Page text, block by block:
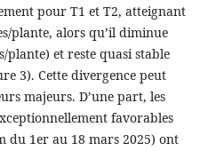
pour T1 et T2, atteignant
plante, alors qu’il diminue
plante) et reste quasi stable
3). Cette divergence peut
majeurs. D’une part, les
favorables
du 1er au 18 mars 2025) ont